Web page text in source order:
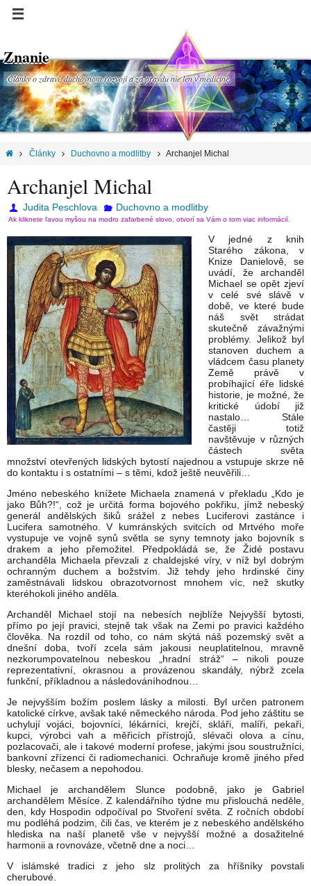
Znanie
Články o zdraví, duchovnom rozvoji a za pravdu nie len v medicíne.
Články Duchovno a modlitby Archanjel Michal
Archanjel Michal
Judita Peschlova Duchovno a modlitby
Ak kliknete ľavou myšou na modro zafarbené slovo, otvorí sa Vám o tom viac informácií.
V jedné z knih
Starého zákona, v
Knize Danielově, se
uvádí, že archanděl
Michael se opět zjeví
v celé své slávě v
době, ve které bude
náš svět strádat
skutečně závažnými
problémy. Jelikož byl
stanoven duchem a
vládcem času planety
Země právě v
probíhající éře lidské
historie, je možné, že
kritické údobí již
nastalo… Stále
častěji totiž
navštěvuje v různých
částech světa
množství otevřených lidských bytostí najednou a vstupuje skrze ně
do kontaktu i s ostatními – s těmi, kdož ještě neuvěřili…
Jméno nebeského knížete Michaela znamená v překladu „Kdo je
jako Bůh?!“, což je určitá forma bojového pokřiku, jímž nebeský
generál andělských šiků srážel z nebes Luciferovi zastánce i
Lucifera samotného. V kumránských svitcích od Mrtvého moře
vystupuje ve vojně synů světla se syny temnoty jako bojovník s
drakem a jeho přemožitel. Předpokládá se, že Židé postavu
archanděla Michaela převzali z chaldejské víry, v níž byl dobrým
ochranným duchem a božstvím. Již tehdy jeho hrdinské činy
zaměstnávali lidskou obrazotvornost mnohem víc, než skutky
kteréhokoli jiného anděla.
Archanděl Michael stojí na nebesích nejblíže Nejvyšší bytosti,
přímo po její pravici, stejně tak však na Zemi po pravici každého
člověka. Na rozdíl od toho, co nám skýtá náš pozemský svět a
dnešní doba, tvoří zcela sám jakousi neuplatitelnou, mravně
nezkorumpovatelnou nebeskou „hradní stráž“ – nikoli pouze
reprezentativní, okrasnou a provázenou skandály, nýbrž zcela
funkční, příkladnou a následováníhodnou…
Je nejvyšším božím poslem lásky a milosti. Byl určen patronem
katolické církve, avšak také německého národa. Pod jeho záštitu se
uchylují vojáci, bojovníci, lékárníci, krejčí, skláři, malíři, pekaři,
kupci, výrobci vah a měřicích přístrojů, slévači olova a cínu,
pozlacovači, ale i takové moderní profese, jakými jsou soustružníci,
bankovní zřízenci či radiomechanici. Ochraňuje kromě jiného před
blesky, nečasem a nepohodou.
Michael je archandělem Slunce podobně, jako je Gabriel
archandělem Měsíce. Z kalendářního týdne mu přislouchá neděle,
den, kdy Hospodin odpočíval po Stvoření světa. Z ročních období
mu podléhá podzim, čili čas, ve kterém je z nebeského andělského
hlediska na naší planetě vše v nejvyšší možné a dosažitelné
harmonii a rovnováze, včetně dne a noci…
V islámské tradici z jeho slz prolitých za hříšníky povstali
cherubové.